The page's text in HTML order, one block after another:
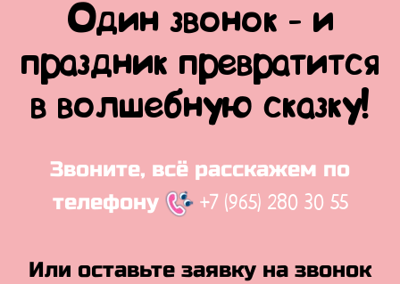
Один звонок - и
праздник превратится
в волшебную сказку!
Звоните, всё расскажем по
телефону
+7 (965) 280 30 55
Или оставьте заявку на звонок